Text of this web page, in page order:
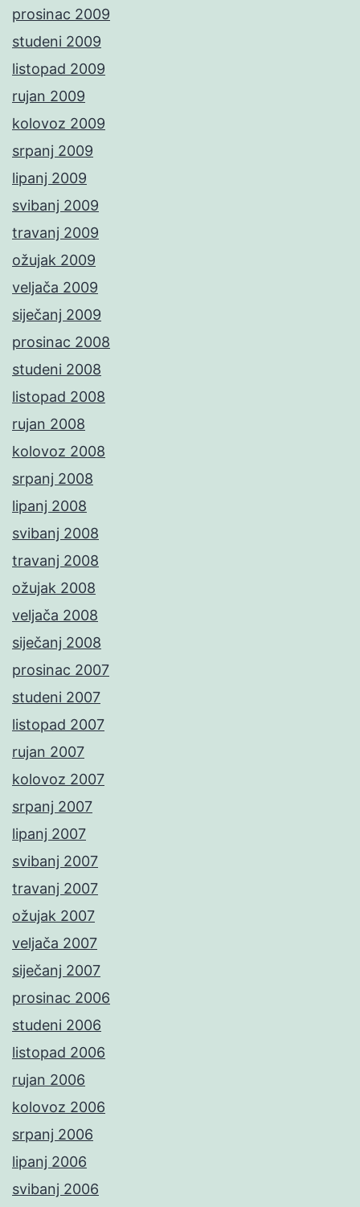
prosinac 2009
studeni 2009
listopad 2009
rujan 2009
kolovoz 2009
srpanj 2009
lipanj 2009
svibanj 2009
travanj 2009
ožujak 2009
veljača 2009
siječanj 2009
prosinac 2008
studeni 2008
listopad 2008
rujan 2008
kolovoz 2008
srpanj 2008
lipanj 2008
svibanj 2008
travanj 2008
ožujak 2008
veljača 2008
siječanj 2008
prosinac 2007
studeni 2007
listopad 2007
rujan 2007
kolovoz 2007
srpanj 2007
lipanj 2007
svibanj 2007
travanj 2007
ožujak 2007
veljača 2007
siječanj 2007
prosinac 2006
studeni 2006
listopad 2006
rujan 2006
kolovoz 2006
srpanj 2006
lipanj 2006
svibanj 2006